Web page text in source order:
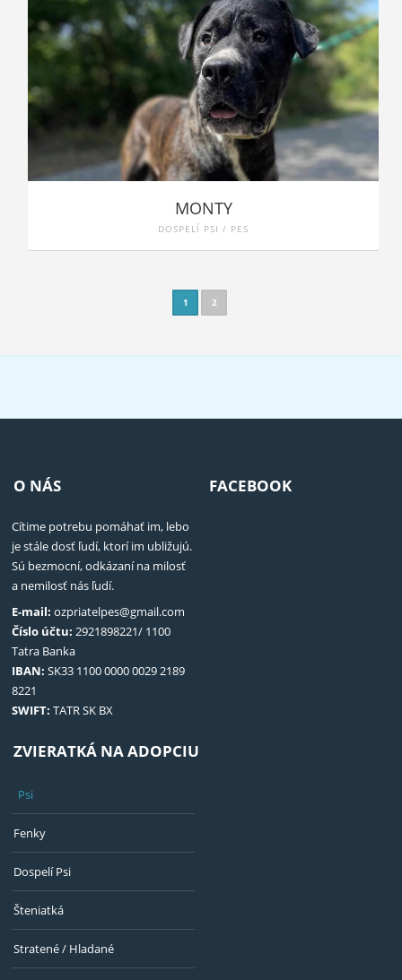
MONTY
DOSPELÍ PSI / PES
1 2
O NÁS
Cítime potrebu pomáhať im, lebo
je stále dosť ľudí, ktorí im ubližujú.
Sú bezmocní, odkázaní na milosť
a nemilosť nás ľudí.
E-mail: ozpriatelpes@gmail.com
Číslo účtu: 2921898221/ 1100
Tatra Banka
IBAN: SK33 1100 0000 0029 2189
8221
SWIFT: TATR SK BX
FACEBOOK
ZVIERATKÁ NA ADOPCIU
Psi
Fenky
Dospelí Psi
Šteniatká
Stratené / Hladané